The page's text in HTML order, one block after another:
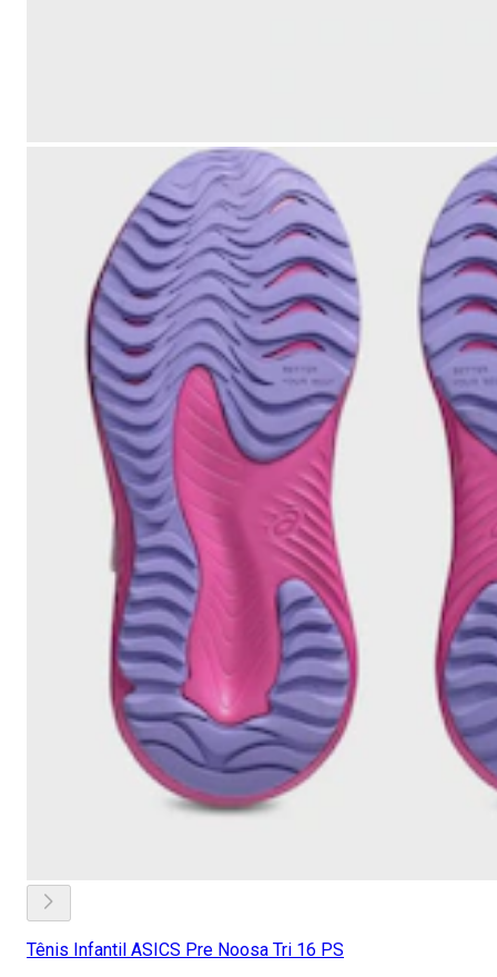
Tênis Infantil ASICS Pre Noosa Tri 16 PS